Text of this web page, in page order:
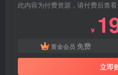
此内容为付费资源，请付费后查看
￥
黄金会员 免费
立即